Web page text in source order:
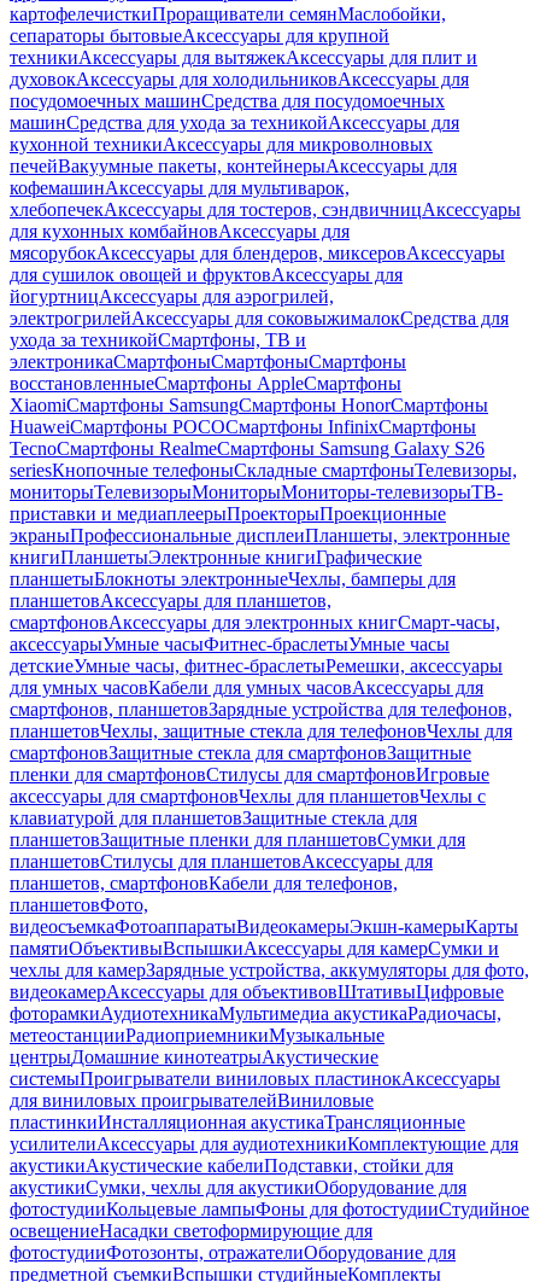
картофелечисткиПроращиватели семянМаслобойки,
сепараторы бытовыеАксессуары для крупной
техникиАксессуары для вытяжекАксессуары для плит и
духовокАксессуары для холодильниковАксессуары для
посудомоечных машинСредства для посудомоечных
машинСредства для ухода за техникойАксессуары для
кухонной техникиАксессуары для микроволновых
печейВакуумные пакеты, контейнерыАксессуары для
кофемашинАксессуары для мультиварок,
хлебопечекАксессуары для тостеров, сэндвичницАксессуары
для кухонных комбайновАксессуары для
мясорубокАксессуары для блендеров, миксеровАксессуары
для сушилок овощей и фруктовАксессуары для
йогуртницАксессуары для аэрогрилей,
электрогрилейАксессуары для соковыжималокСредства для
ухода за техникойСмартфоны, ТВ и
электроникаСмартфоныСмартфоныСмартфоны
восстановленныеСмартфоны AppleСмартфоны
XiaomiСмартфоны SamsungСмартфоны HonorСмартфоны
HuaweiСмартфоны POCOСмартфоны InfinixСмартфоны
TecnoСмартфоны RealmeСмартфоны Samsung Galaxy S26
seriesКнопочные телефоныСкладные смартфоныТелевизоры,
мониторыТелевизорыМониторыМониторы-телевизорыТВ-
приставки и медиаплеерыПроекторыПроекционные
экраныПрофессиональные дисплеиПланшеты, электронные
книгиПланшетыЭлектронные книгиГрафические
планшетыБлокноты электронныеЧехлы, бамперы для
планшетовАксессуары для планшетов,
смартфоновАксессуары для электронных книгСмарт-часы,
аксессуарыУмные часыФитнес-браслетыУмные часы
детскиеУмные часы, фитнес-браслетыРемешки, аксессуары
для умных часовКабели для умных часовАксессуары для
смартфонов, планшетовЗарядные устройства для телефонов,
планшетовЧехлы, защитные стекла для телефоновЧехлы для
смартфоновЗащитные стекла для смартфоновЗащитные
пленки для смартфоновСтилусы для смартфоновИгровые
аксессуары для смартфоновЧехлы для планшетовЧехлы с
клавиатурой для планшетовЗащитные стекла для
планшетовЗащитные пленки для планшетовСумки для
планшетовСтилусы для планшетовАксессуары для
планшетов, смартфоновКабели для телефонов,
планшетовФото,
видеосъемкаФотоаппаратыВидеокамерыЭкшн-камерыКарты
памятиОбъективыВспышкиАксессуары для камерСумки и
чехлы для камерЗарядные устройства, аккумуляторы для фото,
видеокамерАксессуары для объективовШтативыЦифровые
фоторамкиАудиотехникаМультимедиа акустикаРадиочасы,
метеостанцииРадиоприемникиМузыкальные
центрыДомашние кинотеатрыАкустические
системыПроигрыватели виниловых пластинокАксессуары
для виниловых проигрывателейВиниловые
пластинкиИнсталляционная акустикаТрансляционные
усилителиАксессуары для аудиотехникиКомплектующие для
акустикиАкустические кабелиПодставки, стойки для
акустикиСумки, чехлы для акустикиОборудование для
фотостудииКольцевые лампыФоны для фотостудииСтудийное
освещениеНасадки светоформирующие для
фотостудииФотозонты, отражателиОборудование для
предметной съемкиВспышки студийныеКомплекты